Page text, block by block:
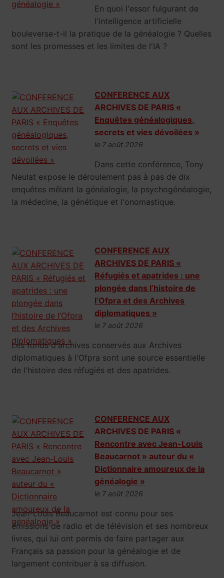
En quoi l'essor fulgurant de
l'intelligence artificielle
bouleverse-t-il la pratique de la généalogie ? Quelles
sont les promesses et les limites de l'IA ?
CONFERENCE AUX
ARCHIVES DE PARIS «
Enquêtes généalogiques,
secrets et vies dévoilées »
le 7 août 2026
Dans cette conférence, Tony
Neulat expose le déroulement pas à pas de dix
enquêtes mêlant la généalogie, la psychogénéalogie,
la médecine, la génétique et l'onomastique.
CONFERENCE AUX
ARCHIVES DE PARIS «
Réfugiés et apatrides : une
plongée dans l’histoire de
l’Ofpra et des Archives
diplomatiques »
le 7 août 2026
Les fonds d'archives conservés aux Archives
diplomatiques à l'Ofpra sont une source essentielle
de l'histoire des réfugiés et des apatrides.
CONFERENCE AUX
ARCHIVES DE PARIS «
Rencontre avec Jean-Louis
Beaucarnot » auteur du «
Dictionnaire amoureux de la
généalogie »
le 7 août 2026
Jean-Louis Beaucarnot est connu pour ses
émissions de radio et de télévision et ses nombreux
livres, qui lui ont permis de faire partager aux
Français sa passion pour la généalogie et de
largement contribuer à sa diffusion.